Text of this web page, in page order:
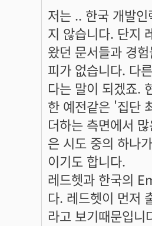
저는 .. 한국 개발
지 않습니다. 단지
왔던 문서들과 경
피가 없습니다. 다
다는 말이 되겠죠.
한 예전같은 '집단
더하는 측면에서
은 시도 중의 하나
이기도 합니다.
레드헷과 한국의
다. 레드헷이 먼저
라고 보기때문입니